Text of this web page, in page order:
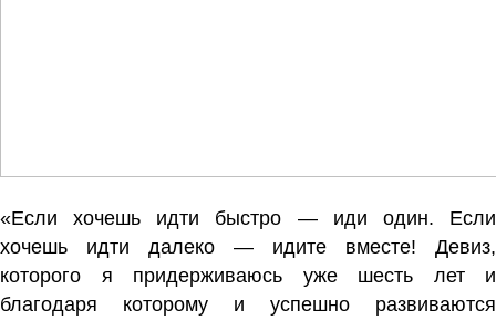
«Если хочешь идти быстро — иди один. Если
хочешь идти далеко — идите вместе! Девиз,
которого я придерживаюсь уже шесть лет и
благодаря которому и успешно развиваются